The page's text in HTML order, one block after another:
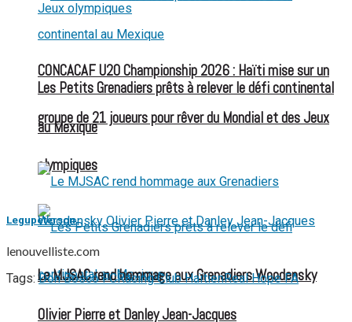
CONCACAF U20 Championship 2026 : Haïti mise sur un
groupe de 21 joueurs pour rêver du Mondial et des Jeux
olympiques
Les Petits Grenadiers prêts à relever le défi continental
au Mexique
Le MJSAC rend hommage aux Grenadiers Woodensky
Olivier Pierre et Danley Jean-Jacques
Legupeterson
lenouvelliste.com
Tags: Don Bosco FCRacing Club HaïtienReal Hope FA